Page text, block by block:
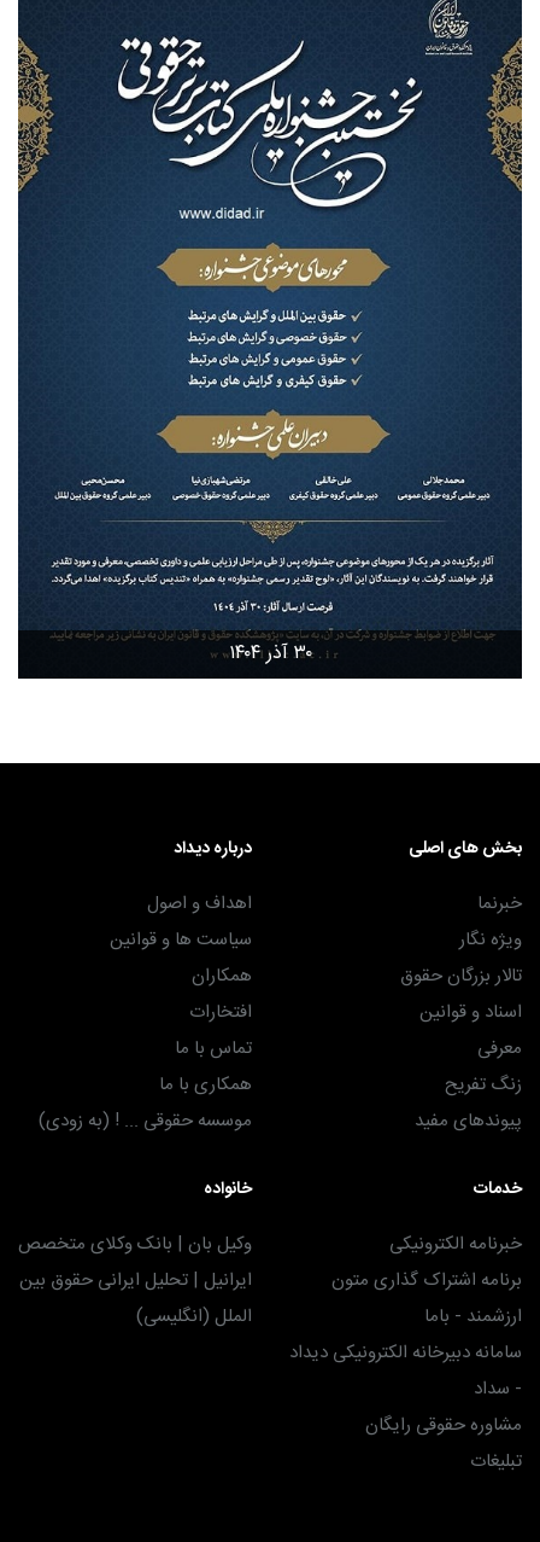
۳۰ آذر ۱۴۰۴
بخش های اصلی
خبرنما
ویژه نگار
تالار بزرگان حقوق
اسناد و قوانین
معرفی
زنگ تفریح
پیوندهای مفید
درباره دیداد
اهداف و اصول
سیاست ها و قوانین
همکاران
افتخارات
تماس با ما
همکاری با ما
موسسه حقوقی ... ! (به زودی)
خدمات
خبرنامه الکترونیکی
برنامه اشتراک گذاری متون
ارزشمند - باما
سامانه دبیرخانه الکترونیکی دیداد
- سداد
مشاوره حقوقی رایگان
تبلیغات
خانواده
وکیل بان | بانک وکلای متخصص
ایرانیل | تحلیل ایرانی حقوق بین
الملل (انگلیسی)